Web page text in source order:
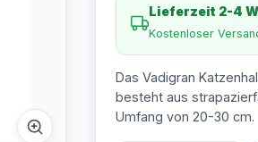
Lieferzeit 2-4
Kostenloser
Das Vadigran
besteht aus
Umfang von 20-30 cm.